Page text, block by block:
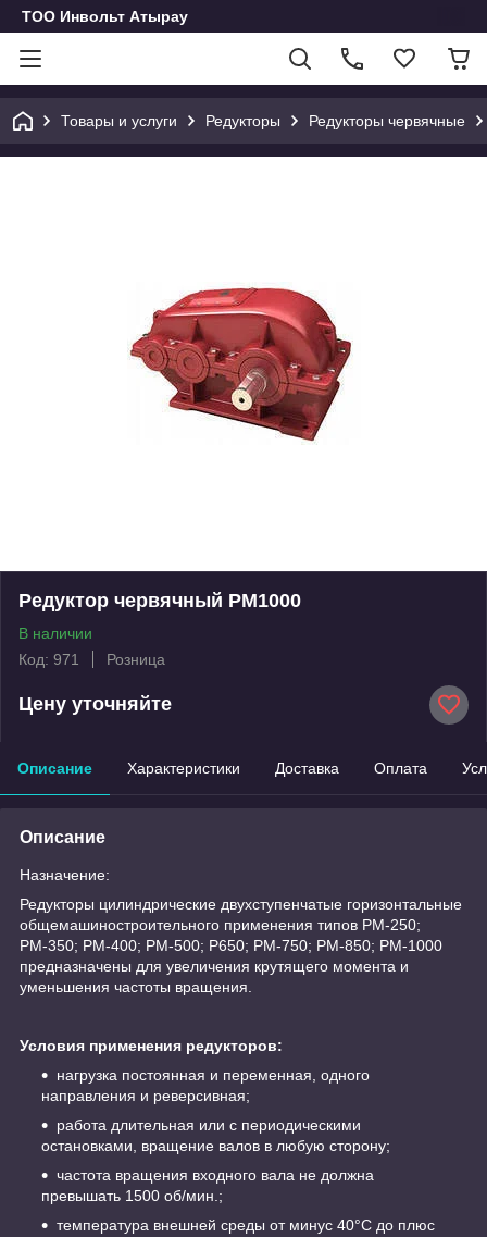
ТОО Инвольт Атырау
Товары и услуги Редукторы Редукторы червячные
Редуктор червячный РМ1000
В наличии
Код: 971
Розница
Цену уточняйте
Описание Характеристики Доставка Оплата
Описание
Назначение:
Редукторы цилиндрические двухступенчатые горизонтальные
общемашиностроительного применения типов РМ-250;
РМ-350; PM-400; РМ-500; Р650; РМ-750; РМ-850; PM-1000
предназначены для увеличения крутящего момента и
уменьшения частоты вращения.
Условия применения редукторов:
нагрузка постоянная и переменная, одного
направления и реверсивная;
работа длительная или с периодическими
остановками, вращение валов в любую сторону;
частота вращения входного вала не должна
превышать 1500 об/мин.;
температура внешней среды от минус 40°C до плюс